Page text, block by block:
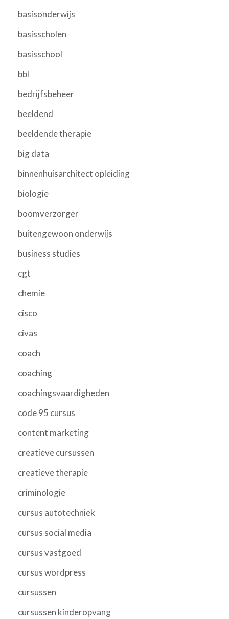
basisonderwijs
basisscholen
basisschool
bbl
bedrijfsbeheer
beeldend
beeldende therapie
big data
binnenhuisarchitect opleiding
biologie
boomverzorger
buitengewoon onderwijs
business studies
cgt
chemie
cisco
civas
coach
coaching
coachingsvaardigheden
code 95 cursus
content marketing
creatieve cursussen
creatieve therapie
criminologie
cursus autotechniek
cursus social media
cursus vastgoed
cursus wordpress
cursussen
cursussen kinderopvang